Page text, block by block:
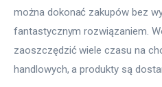
można dokonać zakupów bez
fantastycznym rozwiązaniem.
zaoszczędzić wiele czasu na
handlowych, a produkty są